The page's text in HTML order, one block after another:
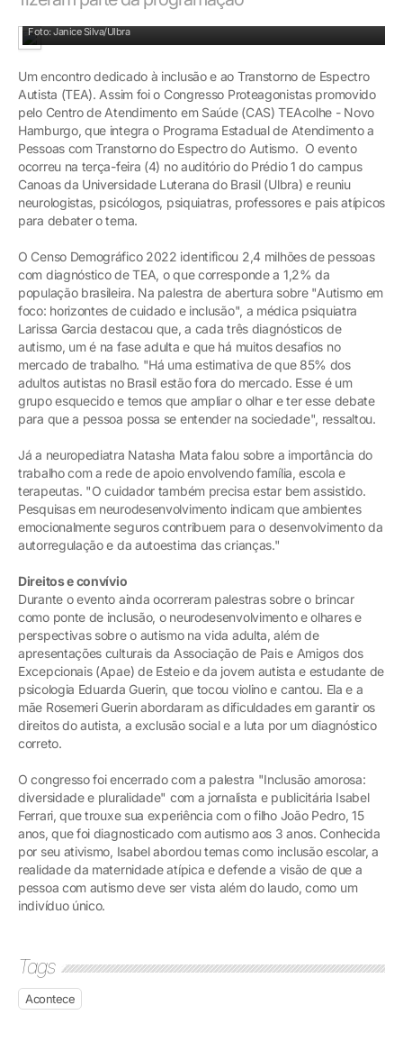
Foto: Janice Silva/Ulbra
Um encontro dedicado à inclusão e ao Transtorno de Espectro
Autista (TEA). Assim foi o Congresso Proteagonistas promovido
pelo Centro de Atendimento em Saúde (CAS) TEAcolhe - Novo
Hamburgo, que integra o Programa Estadual de Atendimento a
Pessoas com Transtorno do Espectro do Autismo. O evento
ocorreu na terça-feira (4) no auditório do Prédio 1 do campus
Canoas da Universidade Luterana do Brasil (Ulbra) e reuniu
neurologistas, psicólogos, psiquiatras, professores e pais atípicos
para debater o tema.
O Censo Demográfico 2022 identificou 2,4 milhões de pessoas
com diagnóstico de TEA, o que corresponde a 1,2% da
população brasileira. Na palestra de abertura sobre "Autismo em
foco: horizontes de cuidado e inclusão", a médica psiquiatra
Larissa Garcia destacou que, a cada três diagnósticos de
autismo, um é na fase adulta e que há muitos desafios no
mercado de trabalho. "Há uma estimativa de que 85% dos
adultos autistas no Brasil estão fora do mercado. Esse é um
grupo esquecido e temos que ampliar o olhar e ter esse debate
para que a pessoa possa se entender na sociedade", ressaltou.
Já a neuropediatra Natasha Mata falou sobre a importância do
trabalho com a rede de apoio envolvendo família, escola e
terapeutas. "O cuidador também precisa estar bem assistido.
Pesquisas em neurodesenvolvimento indicam que ambientes
emocionalmente seguros contribuem para o desenvolvimento da
autorregulação e da autoestima das crianças."
Direitos e convívio
Durante o evento ainda ocorreram palestras sobre o brincar
como ponte de inclusão, o neurodesenvolvimento e olhares e
perspectivas sobre o autismo na vida adulta, além de
apresentações culturais da Associação de Pais e Amigos dos
Excepcionais (Apae) de Esteio e da jovem autista e estudante de
psicologia Eduarda Guerin, que tocou violino e cantou. Ela e a
mãe Rosemeri Guerin abordaram as dificuldades em garantir os
direitos do autista, a exclusão social e a luta por um diagnóstico
correto.
O congresso foi encerrado com a palestra "Inclusão amorosa:
diversidade e pluralidade" com a jornalista e publicitária Isabel
Ferrari, que trouxe sua experiência com o filho João Pedro, 15
anos, que foi diagnosticado com autismo aos 3 anos. Conhecida
por seu ativismo, Isabel abordou temas como inclusão escolar, a
realidade da maternidade atípica e defende a visão de que a
pessoa com autismo deve ser vista além do laudo, como um
indivíduo único.
Tags
Acontece